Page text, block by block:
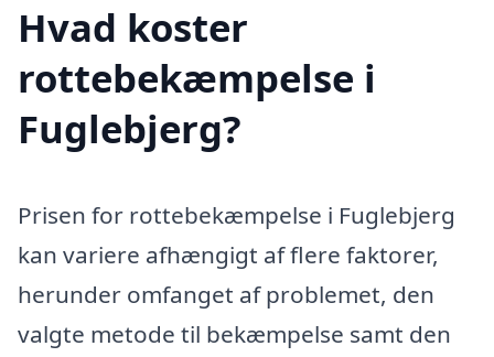
Hvad koster
rottebekæmpelse i
Fuglebjerg?
Prisen for rottebekæmpelse i Fuglebjerg
kan variere afhængigt af flere faktorer,
herunder omfanget af problemet, den
valgte metode til bekæmpelse samt den